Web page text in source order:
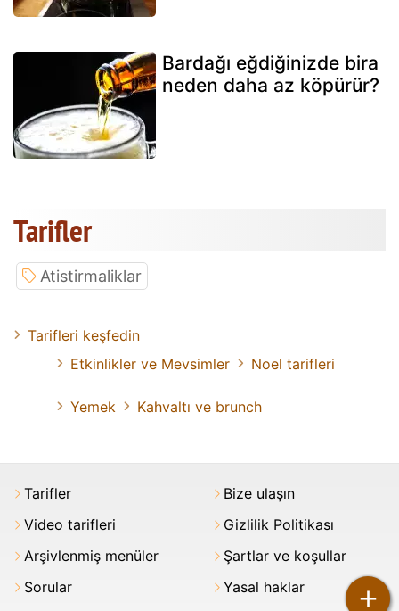
+
Bardağı eğdiğinizde bira
neden daha az köpürür?
Tarifler
Atistirmaliklar
Tarifleri keşfedin
Etkinlikler ve Mevsimler
Noel tarifleri
Yemek Kahvaltı ve brunch
Tarifler
Video tarifleri
Arşivlenmiş menüler
Sorular
Bize ulaşın
Gizlilik Politikası
Şartlar ve koşullar
Yasal haklar